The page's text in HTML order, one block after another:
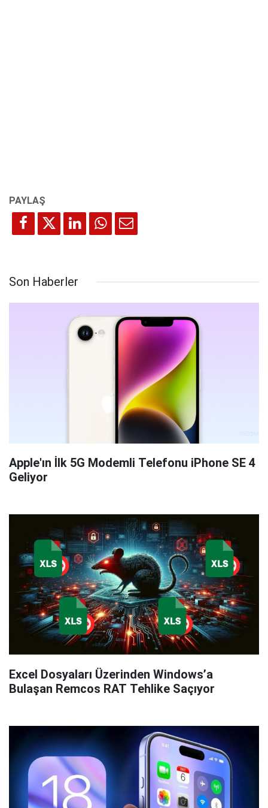
Son Haberler
Apple'ın İlk 5G Modemli Telefonu iPhone SE 4
Geliyor
Excel Dosyaları Üzerinden Windows’a
Bulaşan Remcos RAT Tehlike Saçıyor